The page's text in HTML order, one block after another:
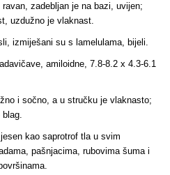
zadebljan je na bazi, uvijen;
uzdužno je vlaknast.
izmiješani su s lamelulama, bijeli.
amiloidne, 7.8-8.2 x 4.3-6.1
i sočno, a u stručku je vlaknasto;
kao saprotrof tla u svim
pašnjacima, rubovima šuma i